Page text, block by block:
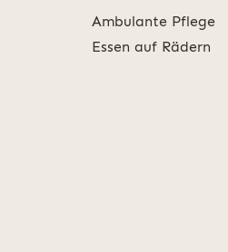
Ambulante Pflege
Essen auf Rädern